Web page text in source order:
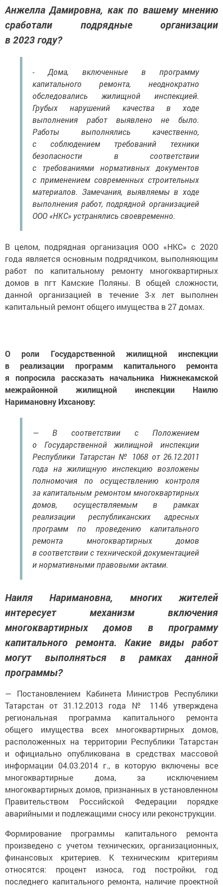
Анжелла Дамировна, как по вашему мнению
сработали подрядные организации
в 2023 году?
- Дома, включенные в программу
капитального ремонта, неоднократно
обследовались жилищной инспекцией.
Грубых нарушений качества в ходе
выполнения работ выявлено не было.
Работы выполнялись качественно,
с соблюдением требований техники
безопасности в соответствии
с требованиями нормативных документов
с применением современных строительных
материалов. Замечания, выявляемы в ходе
выполнения работ, подрядной организацией
ООО «НКС» устранялись своевременно.
В целом, подрядная организация ООО «НКС» с 2020
года является основным подрядчиком, выполняющим
работ по капитальному ремонту многоквартирных
домов в пгт Камские Поляны. В общей сложности,
данной организацией в течение 3-х лет выполнен
капитальный ремонт общего имущества в 27 домах.
О роли Государственной жилищной инспекции
в реализации программ капитального ремонта
я попросила рассказать начальника Нижнекамской
межрайонной жилищной инспекции Наилю
Наримановну Ихсанову:
— В соответствии с Положением
о Государственной жилищной инспекции
Республики Татарстан № 1068 от 26.12.2011
года на жилищную инспекцию возложены
полномочия по осуществлению контроля
за капитальным ремонтом многоквартирных
домов, осуществляемым в рамках
реализации республиканских адресных
программ по проведению капитального
ремонта многоквартирных домов
в соответствии с технической документацией
и нормативными правовыми актами.
Наиля Наримановна, многих жителей
интересует механизм включения
многоквартирных домов в программу
капитального ремонта. Какие виды работ
могут выполняться в рамках данной
программы?
— Постановлением Кабинета Министров Республики
Татарстан от 31.12.2013 года № 1146 утверждена
региональная программа капитального ремонта
общего имущества всех многоквартирных домов,
расположенных на территории Республики Татарстан
и официально опубликована в средствах массовой
информации 04.03.2014 г., в которую включены все
многоквартирные дома, за исключением
многоквартирных домов, признанных в установленном
Правительством Российской Федерации порядке
аварийными и подлежащими сносу или реконструкции.
Формирование программы капитального ремонта
произведено с учетом технических, организационных,
финансовых критериев. К техническим критериям
относятся: процент износа, год постройки, год
последнего капитального ремонта, наличие проектной